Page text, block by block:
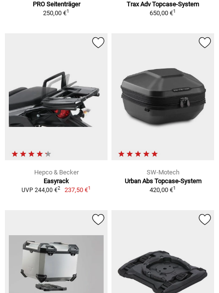
PRO Seitenträger
250,00 €1
Trax Adv Topcase-System
650,00 €1
Hepco & Becker
Easyrack
UVP 244,00 €2 237,50 €1
SW-Motech
Urban Abs Topcase-System
420,00 €1